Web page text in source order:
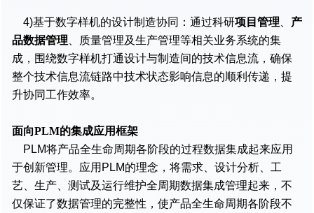
4)基于数字样机的设计制造协同：通过科研项目管理
产
品数据管理 、质量管理及生产管理等相关业务系统的集
成，围绕数字样机打通设计与制造间的技术信息流，确保
整个技术信息流链路中技术状态影响信息的顺利传递，提
升协同工作效率。
面向PLM的集成应用框架
PLM将产品全生命周期各阶段的过程数据集成起来应用
于创新管理。应用PLM的理念，将需求、设计分析、工
艺、生产、测试及运行维护全周期数据集成管理起来，不
仅保证了数据管理的完整性，使产品全生命周期各阶段不